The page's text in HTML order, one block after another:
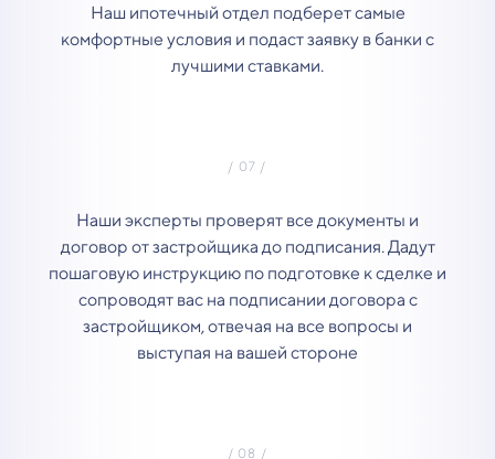
Наш ипотечный отдел подберет самые
комфортные условия и подаст заявку в банки с
лучшими ставками.
Наши эксперты проверят все документы и
договор от застройщика до подписания. Дадут
пошаговую инструкцию по подготовке к сделке и
сопроводят вас на подписании договора с
застройщиком, отвечая на все вопросы и
выступая на вашей стороне